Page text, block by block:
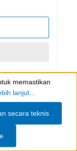
memastikan
lanjut...
secara teknis